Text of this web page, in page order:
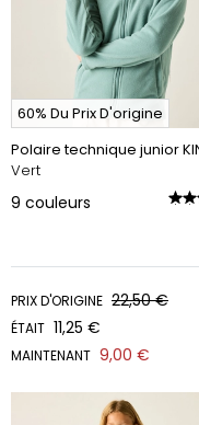
60% Du Prix D'origine
Polaire technique junior
Vert
9 couleurs
PRIX D'ORIGINE 22,50 €
ÉTAIT 11,25 €
MAINTENANT 9,00 €